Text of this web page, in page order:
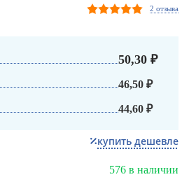
2 отзыва
50,30 ₽
46,50 ₽
44,60 ₽
купить дешевле
576 в наличии